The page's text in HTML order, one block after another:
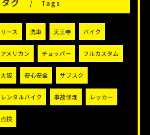
Tags
リース 洗車 天王寺 バイク
アメリカン チョッパー フルカスタム
大阪 安心安全 サブスク
レンタルバイク 事故修理 レッカー
点検